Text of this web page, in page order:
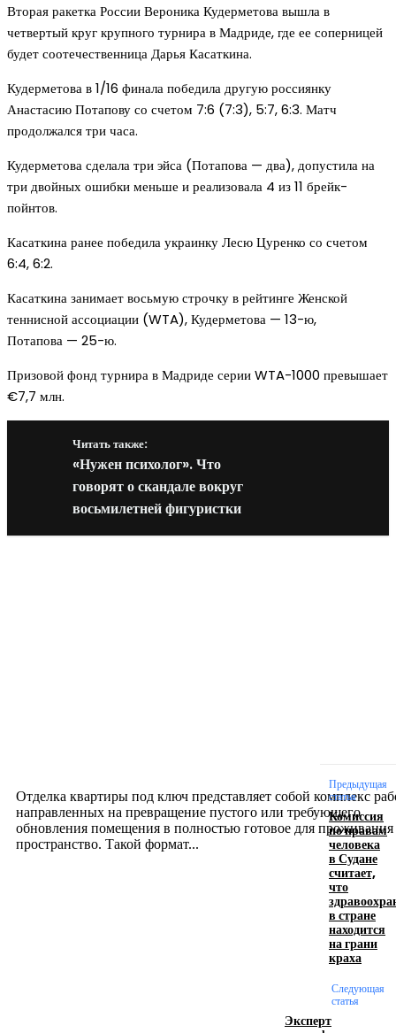
Вторая ракетка России Вероника Кудерметова вышла в
четвертый круг крупного турнира в Мадриде, где ее соперницей
будет соотечественница Дарья Касаткина.
Кудерметова в 1/16 финала победила другую россиянку
Анастасию Потапову со счетом 7:6 (7:3), 5:7, 6:3. Матч
продолжался три часа.
Кудерметова сделала три эйса (Потапова — два), допустила на
три двойных ошибки меньше и реализовала 4 из 11 брейк-
пойнтов.
Касаткина ранее победила украинку Лесю Цуренко со счетом
6:4, 6:2.
Касаткина занимает восьмую строчку в рейтинге Женской
теннисной ассоциации (WTA), Кудерметова — 13-ю,
Потапова — 25-ю.
Призовой фонд турнира в Мадриде серии WTA-1000 превышает
€7,7 млн.
Читать также:
«Нужен психолог». Что
говорят о скандале вокруг
восьмилетней фигуристки
Отделка квартиры под ключ представляет собой комплекс
направленных на превращение пустого или требующего
обновления помещения в полностью готовое для проживания
пространство. Такой формат...
Производство полиэтиленовых пакетов с
логотипом: эффективный инструмент бренда
Девушка в бокале: легендарный номер бурлеска
искусство эффектного представления
Предыдущая
статья
Комиссия
по правам
человека
в Судане
считает,
что
в стране
находится
на грани
краха
Следующая
статья
Эксперт